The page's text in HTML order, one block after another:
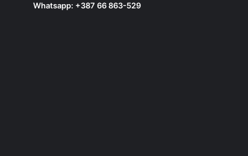
Whatsapp: +387 66 863-529